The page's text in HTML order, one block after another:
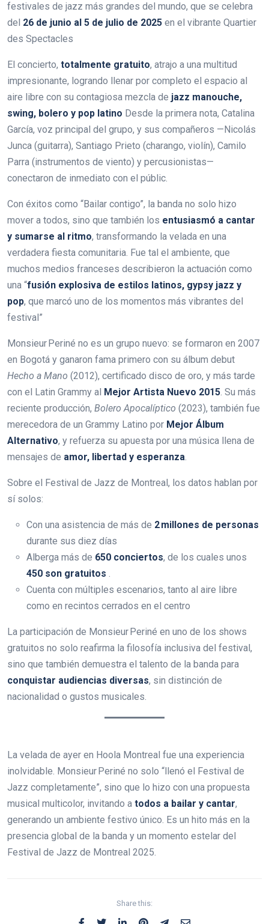
festivales de jazz más grandes del mundo, que se celebra
del 26 de junio al 5 de julio de 2025 en el vibrante Quartier
des Spectacles
El concierto, totalmente gratuito, atrajo a una multitud
impresionante, logrando llenar por completo el espacio al
aire libre con su contagiosa mezcla de jazz manouche,
swing, bolero y pop latino Desde la primera nota, Catalina
García, voz principal del grupo, y sus compañeros —Nicolás
Junca (guitarra), Santiago Prieto (charango, violín), Camilo
Parra (instrumentos de viento) y percusionistas—
conectaron de inmediato con el públic.
Con éxitos como “Bailar contigo”, la banda no solo hizo
mover a todos, sino que también los entusiasmó a cantar
y sumarse al ritmo, transformando la velada en una
verdadera fiesta comunitaria. Fue tal el ambiente, que
muchos medios franceses describieron la actuación como
una “fusión explosiva de estilos latinos, gypsy jazz y
pop, que marcó uno de los momentos más vibrantes del
festival”
Monsieur Periné no es un grupo nuevo: se formaron en 2007
en Bogotá y ganaron fama primero con su álbum debut
Hecho a Mano (2012), certificado disco de oro, y más tarde
con el Latin Grammy al Mejor Artista Nuevo 2015. Su más
reciente producción, Bolero Apocalíptico (2023), también fue
merecedora de un Grammy Latino por Mejor Álbum
Alternativo, y refuerza su apuesta por una música llena de
mensajes de amor, libertad y esperanza.
Sobre el Festival de Jazz de Montreal, los datos hablan por
sí solos:
Con una asistencia de más de 2 millones de personas
durante sus diez días
Alberga más de 650 conciertos, de los cuales unos
450 son gratuitos .
Cuenta con múltiples escenarios, tanto al aire libre
como en recintos cerrados en el centro
La participación de Monsieur Periné en uno de los shows
gratuitos no solo reafirma la filosofía inclusiva del festival,
sino que también demuestra el talento de la banda para
conquistar audiencias diversas, sin distinción de
nacionalidad o gustos musicales.
La velada de ayer en Hoola Montreal fue una experiencia
inolvidable. Monsieur Periné no solo “llenó el Festival de
Jazz completamente”, sino que lo hizo con una propuesta
musical multicolor, invitando a todos a bailar y cantar,
generando un ambiente festivo único. Es un hito más en la
presencia global de la banda y un momento estelar del
Festival de Jazz de Montreal 2025.
Share this: